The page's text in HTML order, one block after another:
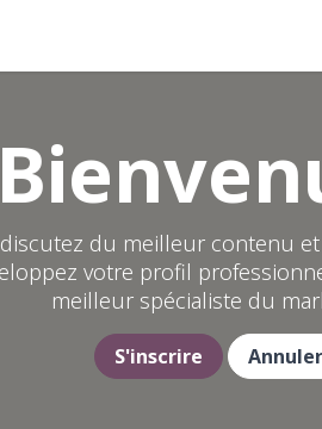
du meilleur contenu
votre profil
meilleur spécialiste du
S'inscrire Annuler